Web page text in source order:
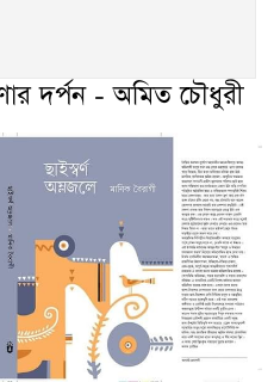
দর্পন - অমিত চৌধুরী